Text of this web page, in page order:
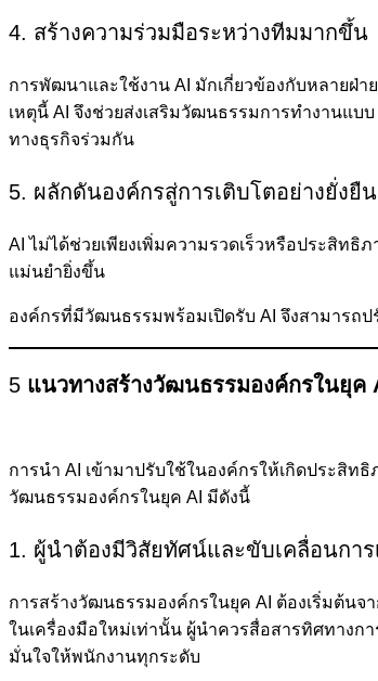
4. สร้างความร่วมมือระหว่างทีมมากขึ้น
การพัฒนาและใช้งาน AI มักเกี่ยวข้องกับหลายฝ่า
เหตุนี้ AI จึงช่วยส่งเสริมวัฒนธรรมการทำงานแบ
ทางธุรกิจร่วมกัน
5. ผลักดันองค์กรสู่การเติบโตอย่างยั่งยืน
AI ไม่ได้ช่วยเพียงเพิ่มความรวดเร็วหรือประสิท
แม่นยำยิ่งขึ้น
องค์กรที่มีวัฒนธรรมพร้อมเปิดรับ AI จึงสามารถป
5 แนวทางสร้างวัฒนธรรมองค์กรในยุค
การนำ AI เข้ามาปรับใช้ในองค์กรให้เกิดประสิท
วัฒนธรรมองค์กรในยุค AI มีดังนี้
1. ผู้นำต้องมีวิสัยทัศน์และขับเคลื่อนกา
การสร้างวัฒนธรรมองค์กรในยุค AI ต้องเริ่มต้น
ในเครื่องมือใหม่เท่านั้น ผู้นำควรสื่อสารทิศทางก
มั่นใจให้พนักงานทุกระดับ